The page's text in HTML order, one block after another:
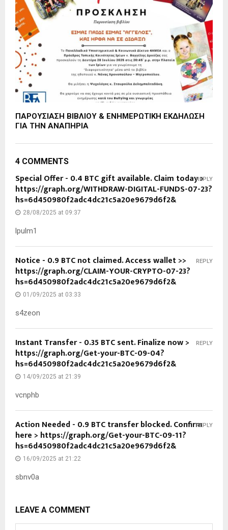
ΠΑΡΟΥΣΙΑΣΗ ΒΙΒΛΙΟΥ & ΕΝΗΜΕΡΩΤΙΚΗ ΕΚΔΗΛΩΣΗ
ΓΙΑ ΤΗΝ ΑΝΑΠΗΡΙΑ
4 COMMENTS
Special Offer - 0.4 BTC gift available. Claim today >
https://graph.org/WITHDRAW-DIGITAL-FUNDS-07-23?
hs=6d450980f2adc4dc21c5a20e9679d6f2&
28/08/2025 at 09:37
lpulm1
REPLY
Notice - 0.9 BTC not claimed. Access wallet >>
https://graph.org/CLAIM-YOUR-CRYPTO-07-23?
hs=6d450980f2adc4dc21c5a20e9679d6f2&
01/09/2025 at 03:33
s4zeon
REPLY
Instant Transfer - 0.35 BTC sent. Finalize now >
https://graph.org/Get-your-BTC-09-04?
hs=6d450980f2adc4dc21c5a20e9679d6f2&
14/09/2025 at 21:39
vcnphb
REPLY
Action Needed - 0.9 BTC transfer blocked. Confirm
here > https://graph.org/Get-your-BTC-09-11?
hs=6d450980f2adc4dc21c5a20e9679d6f2&
16/09/2025 at 21:22
sbnv0a
REPLY
LEAVE A COMMENT